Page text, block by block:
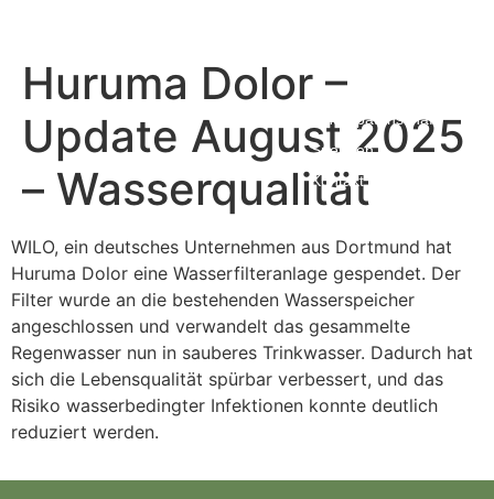
Über uns
Kinderpatenschaft
Spenden
Kontakt
Huruma Dolor –
Update August 2025
– Wasserqualität
WILO, ein deutsches Unternehmen aus Dortmund hat
Huruma Dolor eine Wasserfilteranlage gespendet. Der
Filter wurde an die bestehenden Wasserspeicher
angeschlossen und verwandelt das gesammelte
Regenwasser nun in sauberes Trinkwasser. Dadurch hat
sich die Lebensqualität spürbar verbessert, und das
Risiko wasserbedingter Infektionen konnte deutlich
reduziert werden.